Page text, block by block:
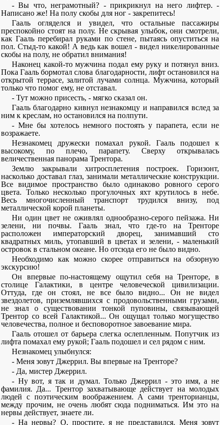
- Вы что, неграмотный? - прикрикнул на него лифтер. -
Написано же! На полу скобы для ног - закрепитесь!
Гааль огляделся и увидел, что остальные пассажиры
преспокойно стоят на полу. Не скрывая улыбок, они смотрели,
как Гааль перебирал руками по стене, пытаясь опуститься на
пол. Стыд-то какой! А ведь как вошел - видел никелированные
скобы на полу, не обратил внимания!
Наконец какой-то мужчина подал ему руку и потянул вниз.
Пока Гааль бормотал слова благодарности, лифт остановился на
открытой террасе, залитой лучами солнца. Мужчина, который
только что помог ему, не отставал.
- Тут можно присесть, - мягко сказал он.
Гааль благодарно кивнул незнакомцу и направился вслед за
ним к креслам, но остановился на полпути.
- Мне бы хотелось немного постоять у парапета, если не
возражаете.
Незнакомец дружески помахал рукой. Гааль подошел к
высокому, по плечо, парапету. Сверху открывалась
величественная панорама Трентора.
Землю закрывали хитросплетения построек. Горизонт,
насколько доставал глаз, занимали металлические конструкции.
Все видимое пространство было одинаково ровного серого
цвета. Только несколько прогулочных яхт крутилось в небе.
Весь многочисленный транспорт трудился внизу, под
металлической корой планеты.
Ни один цвет не оживлял однообразно-серого пейзажа. Ни
зелени, ни почвы. Гааль знал, что где-то на Тренторе
расположен императорский дворец, занимавший сто
квадратных миль, утопавший в цветах и зелени, - маленький
островок в стальном океане. Но отсюда его не было видно.
Необходимо как можно скорее отправиться на обзорную
экскурсию!
Он впервые по-настоящему ощутил себя на Тренторе, в
столице Галактики, в центре человеческой цивилизации.
Оттуда, где он стоял, не все было видно... Он не видел
звездолетов, приземлявшихся с продовольственными грузами,
не знал о существовании тонкой пуповины, связывающей
Трентор со всей Галактикой... Он ощущал только могущество
человечества, полное и бесповоротное завоевание мира.
Гааль отошел от барьера слегка ослепленным. Попутчик из
лифта помахал ему рукой; Гааль подошел и сел рядом с ним.
Незнакомец улыбнулся:
- Меня зовут Джеррил. Вы впервые на Тренторе?
- Да, мистер Джеррил.
- Ну вот, я так и думал. Только Джеррил - это имя, а не
фамилия. Да... Трентор захватывающе действует на молодых
людей с поэтическим воображением. А сами тренторианцы,
между прочим, не очень любят сюда подниматься. Им это на
нервы действует, знаете ли.
- На нервы? О, простите, я не представился. Меня зовут